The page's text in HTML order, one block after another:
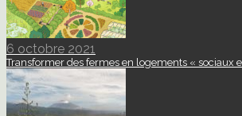
6 octobre 2021
Transformer des fermes en logements « sociaux